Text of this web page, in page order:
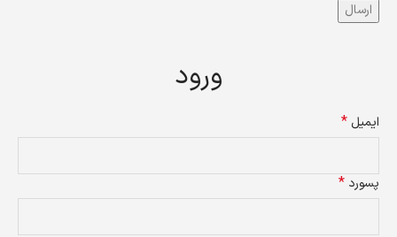
ارسال
ورود
ایمیل *
پسورد *